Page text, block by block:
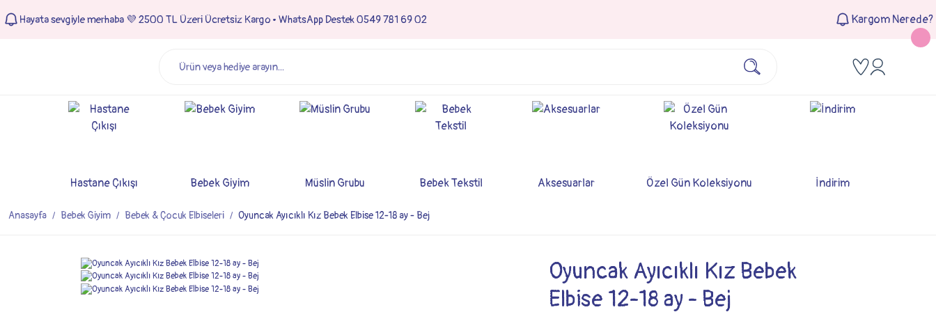
Hayata sevgiyle merhaba 💜 2500 TL Üzeri Ücretsiz Kargo • WhatsApp Destek 0549 781 69 02 Kargom Nerede?
Hastane Çıkışı Bebek Giyim Müslin Grubu Bebek Tekstil Aksesuarlar Özel Gün Koleksiyonu İndirim
Anasayfa Bebek Giyim Bebek & Çocuk Elbiseleri Oyuncak Ayıcıklı Kız Bebek Elbise 12-18 ay - Bej
Oyuncak Ayıcıklı Kız Bebek
Elbise 12-18 ay - Bej